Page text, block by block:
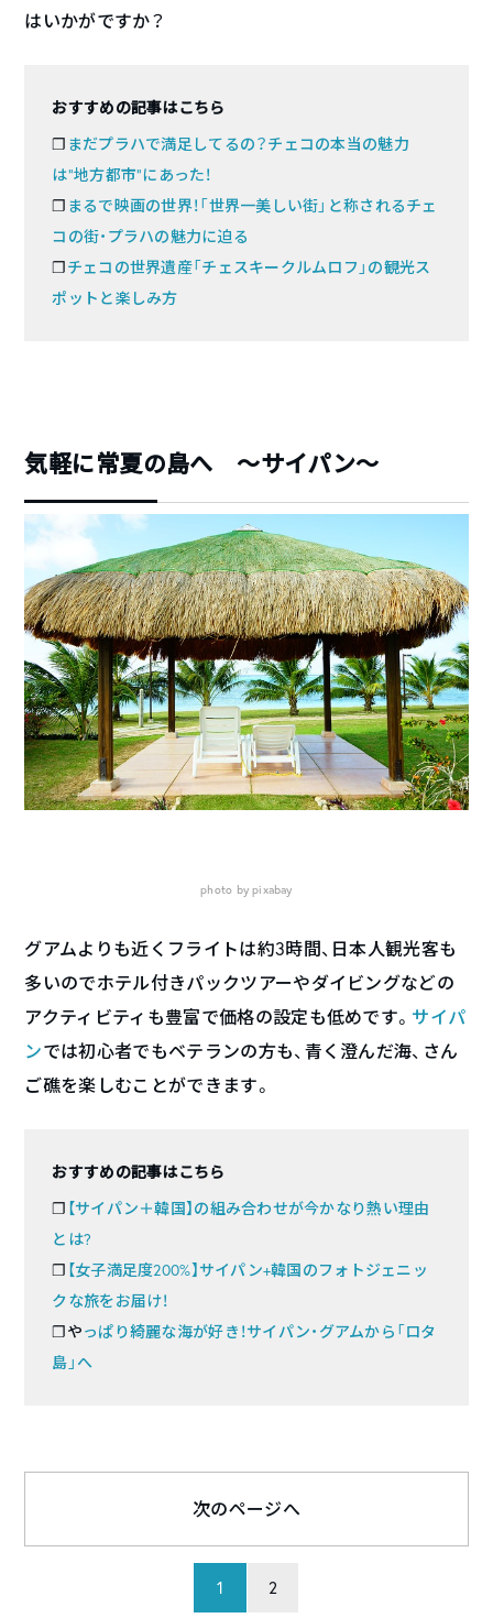
はいかがですか？
おすすめの記事はこちら
❐ まだプラハで満足してるの？チェコの本当の魅力
は“地方都市”にあった！
❐ まるで映画の世界！「世界一美しい街」と称されるチェ
コの街・プラハの魅力に迫る
❐チェコの世界遺産「チェスキークルムロフ」の観光ス
ポットと楽しみ方
気軽に常夏の島へ ～サイパン～
photo by pixabay
グアムよりも近くフライトは約3時間、日本人観光客も
多いのでホテル付きパックツアーやダイビングなどの
アクティビティも豊富で価格の設定も低めです。 サイパ
ンでは初心者でもベテランの方も、青く澄んだ海、さん
ご礁を楽しむことができます。
おすすめの記事はこちら
❐ 【サイパン＋韓国】の組み合わせが今かなり熱い理由
とは?
❐ 【女子満足度200%】サイパン+韓国のフォトジェニッ
クな旅をお届け！
❐やっぱり綺麗な海が好き！サイパン・グアムから「ロタ
島」へ
1 2
次のページへ